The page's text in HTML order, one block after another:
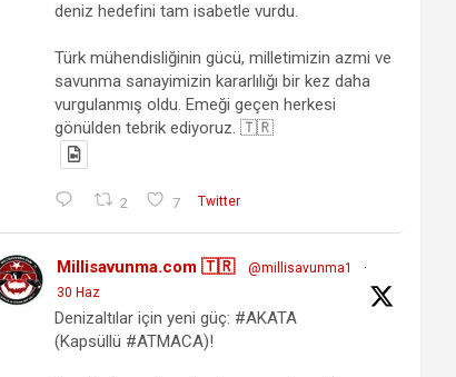
deniz hedefini tam isabetle vurdu.
Türk mühendisliğinin gücü, milletimizin azmi ve
savunma sanayimizin kararlılığı bir kez daha
vurgulanmış oldu. Emeği geçen herkesi
gönülden tebrik ediyoruz. 🇹🇷
2 7 Twitter
Millisavunma.com 🇹🇷 @millisavunma1
·
30 Haz
Denizaltılar için yeni güç: #AKATA
(Kapsüllü #ATMACA)!